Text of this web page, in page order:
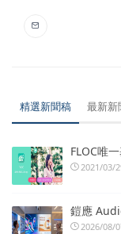
精選新聞稿 最新新
FLOC唯
2021/03/
鎧應
2026/08/